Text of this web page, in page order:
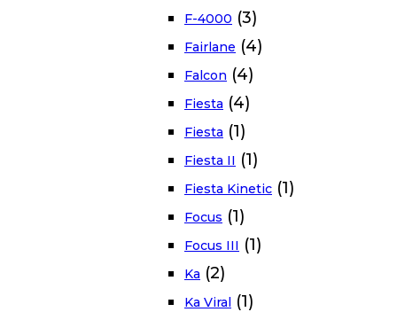
F-4000 (3)
Fairlane (4)
Falcon (4)
Fiesta (4)
Fiesta (1)
Fiesta II (1)
Fiesta Kinetic (1)
Focus (1)
Focus III (1)
Ka (2)
Ka Viral (1)